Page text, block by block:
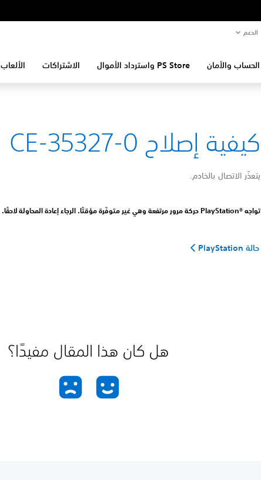
الدعم
الحساب والأمان PS Store واسترداد الأموال الاشتراكات الألعاب
كيفية إصلاح CE-35327-0
يتعذّر الاتصال بالخادم.
تواجه PlayStation®‎ حركة مرور مرتفعة وهي غير متوفّرة مؤقتًا. الرجاء إعادة المحاولة لاحقًا.
حالة PlayStation
هل كان هذا المقال مفيدًا؟